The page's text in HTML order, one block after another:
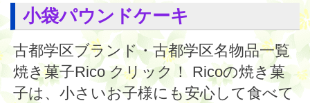
小袋パウンドケーキ
古都学区ブランド・古都学区名物品一覧
焼き菓子Rico クリック！ Ricoの焼き菓
子は、小さいお子様にも安心して食べて